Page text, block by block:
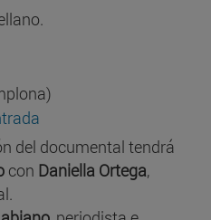
del documental tendrá
con Daniella Ortega,